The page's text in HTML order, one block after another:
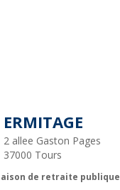
ERMITAGE
2 allee Gaston Pages
37000 Tours
de retraite publique